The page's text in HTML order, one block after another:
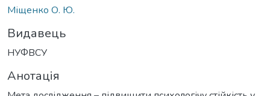
Міщенко О. Ю.
Видавець
НУФВСУ
Анотація